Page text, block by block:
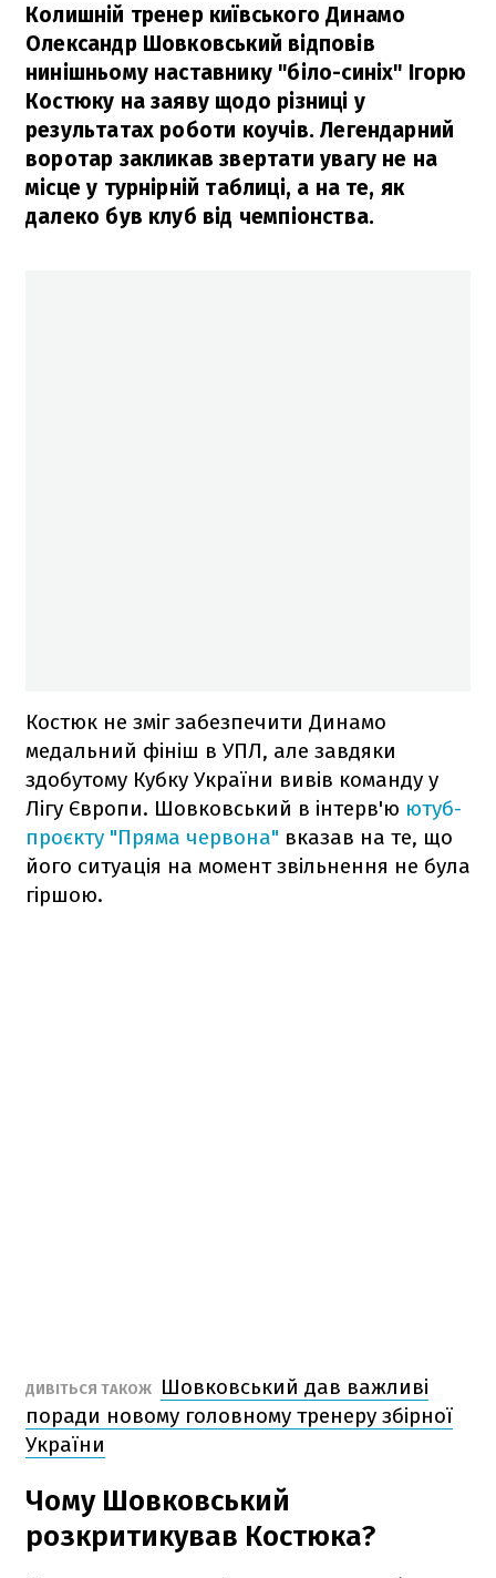
Колишній тренер київського Динамо
Олександр Шовковський відповів
нинішньому наставнику "біло-синіх" Ігорю
Костюку на заяву щодо різниці у
результатах роботи коучів. Легендарний
воротар закликав звертати увагу не на
місце у турнірній таблиці, а на те, як
далеко був клуб від чемпіонства.
Костюк не зміг забезпечити Динамо
медальний фініш в УПЛ, але завдяки
здобутому Кубку України вивів команду у
Лігу Європи. Шовковський в інтерв'ю ютуб-
проєкту "Пряма червона" вказав на те, що
його ситуація на момент звільнення не була
гіршою.
ДИВІТЬСЯ ТАКОЖ
Шовковський дав важливі
поради новому головному тренеру збірної
України
Чому Шовковський
розкритикував Костюка?